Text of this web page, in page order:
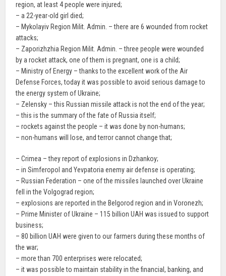
region, at least 4 people were injured;
– a 22-year-old girl died;
– Mykolayiv Region Milit. Admin. – there are 6 wounded from rocket
attacks;
– Zaporizhzhia Region Milit. Admin. – three people were wounded
by a rocket attack, one of them is pregnant, one is a child;
– Ministry of Energy – thanks to the excellent work of the Air
Defense Forces, today it was possible to avoid serious damage to
the energy system of Ukraine;
– Zelensky – this Russian missile attack is not the end of the year;
– this is the summary of the fate of Russia itself;
– rockets against the people – it was done by non-humans;
– non-humans will lose, and terror cannot change that;
– Crimea – they report of explosions in Dzhankoy;
– in Simferopol and Yevpatoria enemy air defense is operating;
– Russian Federation – one of the missiles launched over Ukraine
fell in the Volgograd region;
– explosions are reported in the Belgorod region and in Voronezh;
– Prime Minister of Ukraine – 115 billion UAH was issued to support
business;
– 80 billion UAH were given to our farmers during these months of
the war;
– more than 700 enterprises were relocated;
– it was possible to maintain stability in the financial, banking, and